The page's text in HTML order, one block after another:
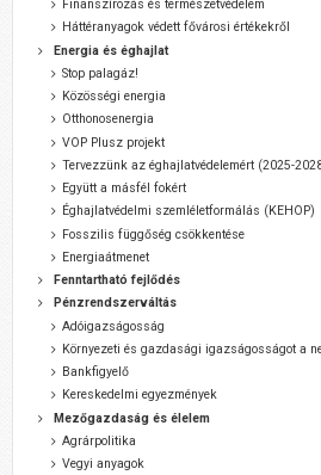
Finanszírozás és természetvédelem
Háttéranyagok védett fővárosi értékekről
Energia és éghajlat
Stop palagáz!
Közösségi energia
Otthonosenergia
VOP Plusz projekt
Tervezzünk az éghajlatvédelemért (2025-
Együtt a másfél fokért
Éghajlatvédelmi szemléletformálás (KEHOP)
Fosszilis függőség csökkentése
Energiaátmenet
Fenntartható fejlődés
Pénzrendszerváltás
Adóigazságosság
Környezeti és gazdasági igazságosságot a
Bankfigyelő
Kereskedelmi egyezmények
Mezőgazdaság és élelem
Agrárpolitika
Vegyi anyagok